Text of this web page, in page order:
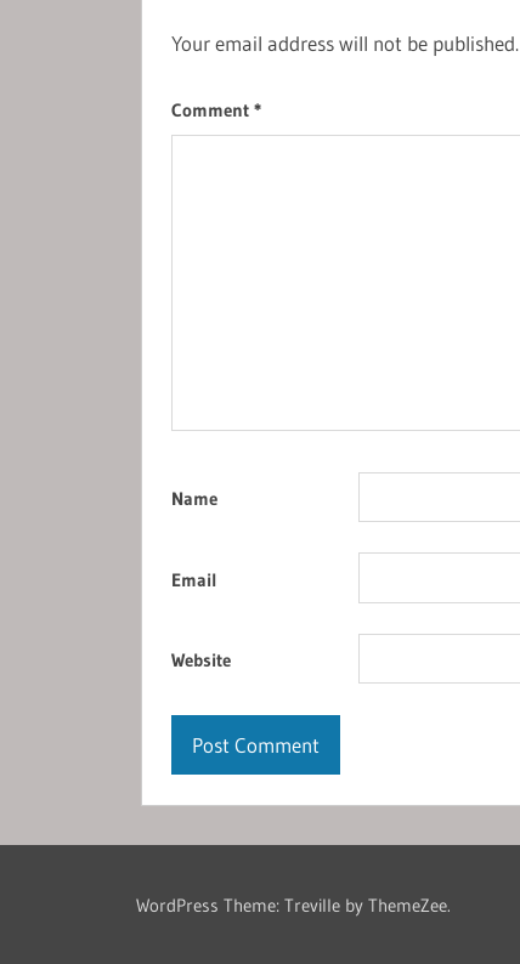
Your email address will not be published.
Comment *
Name
Email
Website
WordPress Theme: Treville by ThemeZee.